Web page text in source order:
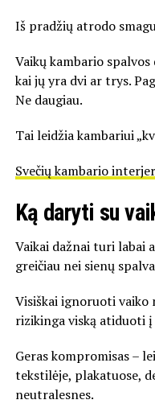
Iš pradžių atrodo
Vaikų kambario
kai jų yra dvi ar trys.
Ne daugiau.
Tai leidžia kambariui
Svečių kambario
Ką daryti su
Vaikai dažnai turi labai
greičiau nei sienų
Visiškai ignoruoti vaiko
rizikinga viską atiduoti į
Geras kompromisas –
tekstilėje, plakatuose,
neutralesnes.